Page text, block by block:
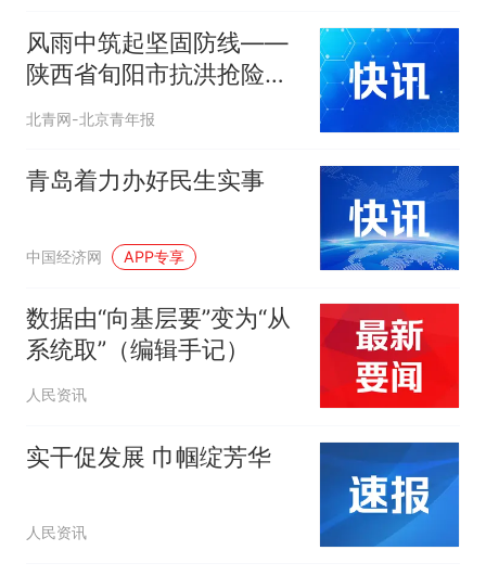
风雨中筑起坚固防线——
陕西省旬阳市抗洪抢险一
线见闻
北青网-北京青年报
青岛着力办好民生实事
中国经济网 APP专享
数据由“向基层要”变为“从
系统取”（编辑手记）
人民资讯
实干促发展 巾帼绽芳华
人民资讯